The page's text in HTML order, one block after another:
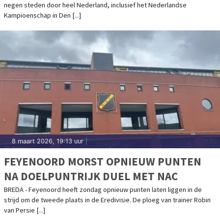
negen steden door heel Nederland, inclusief het Nederlandse
Kampioenschap in Den [...]
8 maart 2026, 19:13 uur
FEYENOORD MORST OPNIEUW PUNTEN
NA DOELPUNTRIJK DUEL MET NAC
BREDA - Feyenoord heeft zondag opnieuw punten laten liggen in de
strijd om de tweede plaats in de Eredivisie. De ploeg van trainer Robin
van Persie [...]